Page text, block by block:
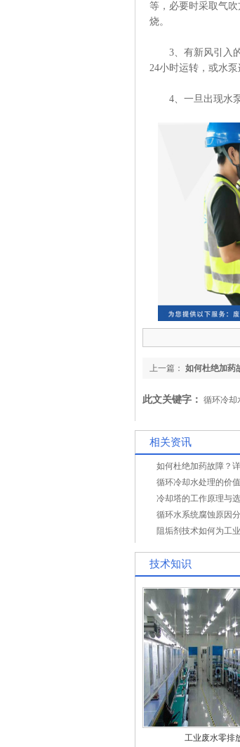
等，必要时采取气
烧。
3、有新风引入的
24小时运转，或水泵
4、一旦出现水泵
上一篇： 如何杜绝加药
此文关键字： 循环冷却
相关资讯
循环冷却水处理的价
冷却塔的工作原理与
循环水系统腐蚀原因
阻垢剂技术如何为工
技术知识
工业废水零排